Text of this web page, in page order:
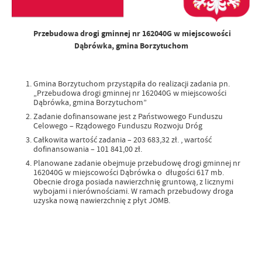
Przebudowa drogi gminnej nr 162040G w miejscowości
Dąbrówka, gmina Borzytuchom
Gmina Borzytuchom przystąpiła do realizacji zadania pn.
„Przebudowa drogi gminnej nr 162040G w miejscowości
Dąbrówka, gmina Borzytuchom”
Zadanie dofinansowane jest z Państwowego Funduszu
Celowego – Rządowego Funduszu Rozwoju Dróg
Całkowita wartość zadania – 203 683,32 zł. , wartość
dofinansowania – 101 841,00 zł.
Planowane zadanie obejmuje przebudowę drogi gminnej nr
162040G w miejscowości Dąbrówka o długości 617 mb.
Obecnie droga posiada nawierzchnię gruntową, z licznymi
wybojami i nierównościami. W ramach przebudowy droga
uzyska nową nawierzchnię z płyt JOMB.